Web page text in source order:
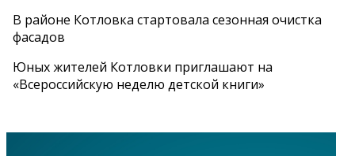
В районе Котловка стартовала сезонная очистка
фасадов
Юных жителей Котловки приглашают на
«Всероссийскую неделю детской книги»